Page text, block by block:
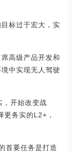
标过于宏大，实
高级产品开发和
中实现无人驾驶
开始改变战
务实的L2+，
首要任务是打造